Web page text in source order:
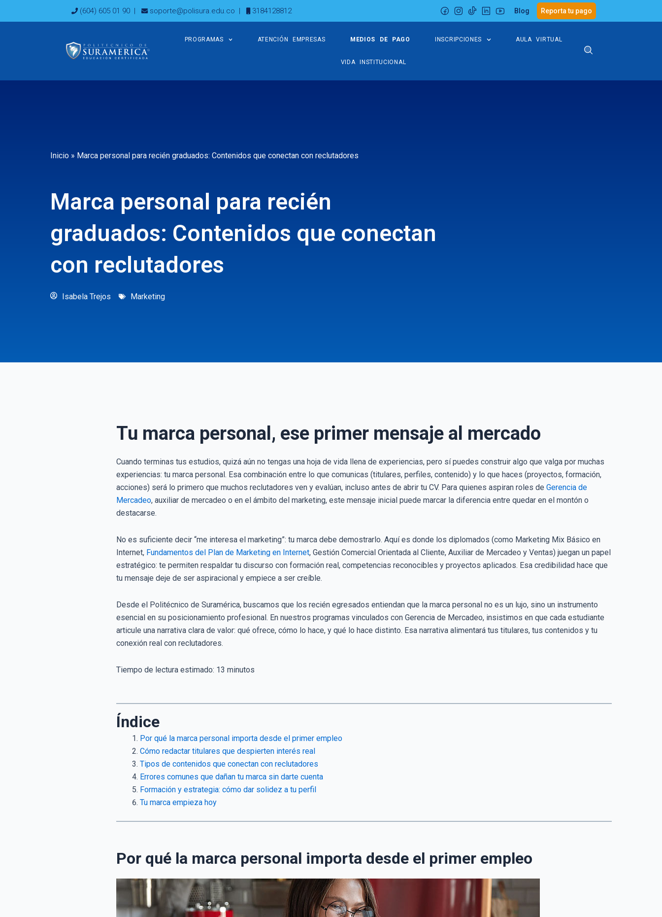
(604) 605 01 90 | soporte@polisura.edu.co | 3184128812 Blog Reporta tu pago
PROGRAMAS ATENCIÓN EMPRESAS MEDIOS DE PAGO INSCRIPCIONES AULA VIRTUAL
VIDA INSTITUCIONAL
Inicio » Marca personal para recién graduados: Contenidos que conectan con reclutadores
Marca personal para recién
graduados: Contenidos que conectan
con reclutadores
Isabela Trejos Marketing
Tu marca personal, ese primer mensaje al mercado
Cuando terminas tus estudios, quizá aún no tengas una hoja de vida llena de experiencias, pero sí puedes construir algo que valga por muchas
experiencias: tu marca personal. Esa combinación entre lo que comunicas (titulares, perfiles, contenido) y lo que haces (proyectos, formación,
acciones) será lo primero que muchos reclutadores ven y evalúan, incluso antes de abrir tu CV. Para quienes aspiran roles de Gerencia de
Mercadeo, auxiliar de mercadeo o en el ámbito del marketing, este mensaje inicial puede marcar la diferencia entre quedar en el montón o
destacarse.
No es suficiente decir “me interesa el marketing”: tu marca debe demostrarlo. Aquí es donde los diplomados (como Marketing Mix Básico en
Internet, Fundamentos del Plan de Marketing en Internet, Gestión Comercial Orientada al Cliente, Auxiliar de Mercadeo y Ventas) juegan un papel
estratégico: te permiten respaldar tu discurso con formación real, competencias reconocibles y proyectos aplicados. Esa credibilidad hace que
tu mensaje deje de ser aspiracional y empiece a ser creíble.
Desde el Politécnico de Suramérica, buscamos que los recién egresados entiendan que la marca personal no es un lujo, sino un instrumento
esencial en su posicionamiento profesional. En nuestros programas vinculados con Gerencia de Mercadeo, insistimos en que cada estudiante
articule una narrativa clara de valor: qué ofrece, cómo lo hace, y qué lo hace distinto. Esa narrativa alimentará tus titulares, tus contenidos y tu
conexión real con reclutadores.
Tiempo de lectura estimado: 13 minutos
Índice
Por qué la marca personal importa desde el primer empleo
Cómo redactar titulares que despierten interés real
Tipos de contenidos que conectan con reclutadores
Errores comunes que dañan tu marca sin darte cuenta
Formación y estrategia: cómo dar solidez a tu perfil
Tu marca empieza hoy
Por qué la marca personal importa desde el primer empleo